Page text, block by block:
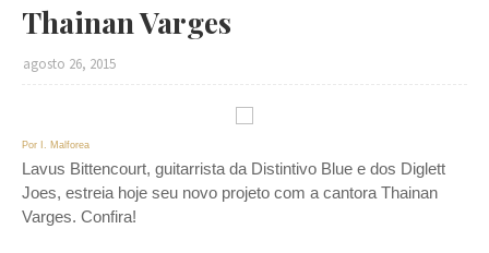
Thainan Varges
agosto 26, 2015
Por I. Malforea
Lavus Bittencourt, guitarrista da Distintivo Blue e dos Diglett
Joes, estreia hoje seu novo projeto com a cantora Thainan
Varges. Confira!